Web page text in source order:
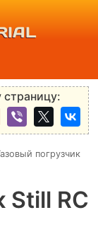
страницу:
погрузчик
Still RC